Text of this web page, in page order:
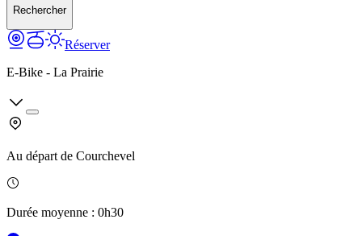
Rechercher
Réserver
E-Bike - La Prairie
Au départ de Courchevel
Durée moyenne : 0h30